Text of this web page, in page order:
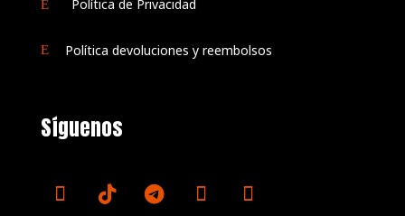
E Política de Privacidad
E Política devoluciones y reembolsos
Síguenos